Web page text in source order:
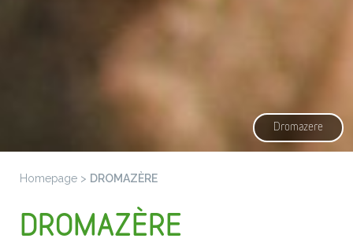
Dromazere
Homepage > DROMAZÈRE
DROMAZÈRE